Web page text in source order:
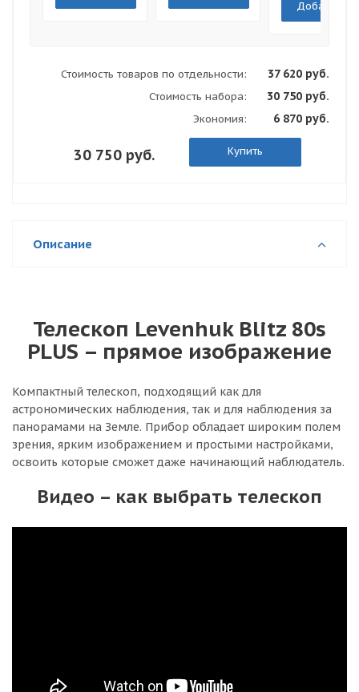
Добавить
Стоимость товаров по отдельности: 37 620 руб.
Стоимость набора: 30 750 руб.
Экономия: 6 870 руб.
30 750 руб. Купить
Описание
Телескоп Levenhuk Blitz 80s
PLUS – прямое изображение
Компактный телескоп, подходящий как для
астрономических наблюдения, так и для наблюдения за
панорамами на Земле. Прибор обладает широким полем
зрения, ярким изображением и простыми настройками,
освоить которые сможет даже начинающий наблюдатель.
Видео – как выбрать телескоп